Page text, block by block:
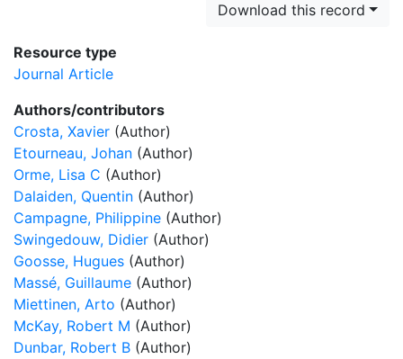
Download this record
Resource type
Journal Article
Authors/contributors
Crosta, Xavier (Author)
Etourneau, Johan (Author)
Orme, Lisa C (Author)
Dalaiden, Quentin (Author)
Campagne, Philippine (Author)
Swingedouw, Didier (Author)
Goosse, Hugues (Author)
Massé, Guillaume (Author)
Miettinen, Arto (Author)
McKay, Robert M (Author)
Dunbar, Robert B (Author)